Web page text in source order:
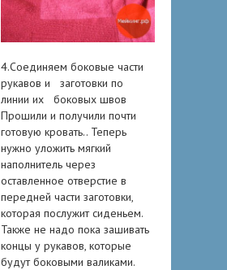
4.Соединяем боковые части
рукавов и заготовки по
линии их боковых швов
Прошили и получили почти
готовую кровать.. Теперь
нужно уложить мягкий
наполнитель через
оставленное отверстие в
передней части заготовки,
которая послужит сиденьем.
Также не надо пока зашивать
концы у рукавов, которые
будут боковыми валиками.